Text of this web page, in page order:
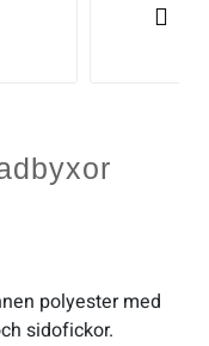
polyester med
sidofickor.